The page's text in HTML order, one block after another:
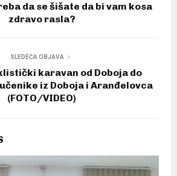
da se šišate da bi vam kosa
zdravo rasla?
SLEDEĆA OBJAVA
karavan od Doboja do
iz Doboja i Aranđelovca
(FOTO/VIDEO)